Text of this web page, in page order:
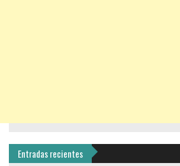
Entradas recientes